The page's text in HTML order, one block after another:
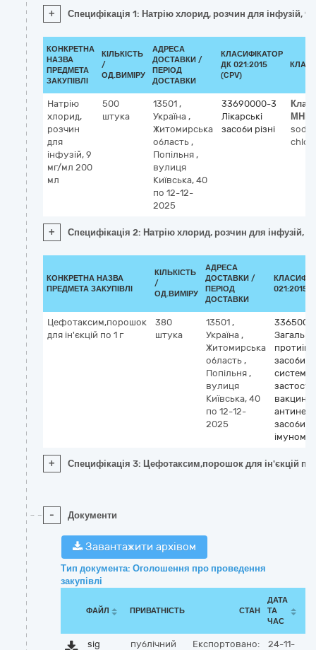
+ Специфікація 1: Натрію хлорид, розчин для інфузій,
КОНКРЕТНА
НАЗВА
ПРЕДМЕТА
ЗАКУПІВЛІ
КІЛЬКІСТЬ
/
ОД.ВИМІРУ
АДРЕСА
ДОСТАВКИ /
ПЕРІОД
ДОСТАВКИ
КЛАСИФІКАТОР
ДК 021:2015
(CPV)
Натрію
хлорид,
розчин
для
інфузій, 9
мг/мл 200
мл
500
штука
13501 ,
Україна ,
Житомирська
область ,
Попільня ,
вулиця
Київська, 40
по 12-12-
2025
33690000-3
Лікарські
засоби різні
МНН
+ Специфікація 2: Натрію хлорид, розчин для інфузій,
КОНКРЕТНА НАЗВА
ПРЕДМЕТА ЗАКУПІВЛІ
КІЛЬКІСТЬ
/
ОД.ВИМІРУ
АДРЕСА
ДОСТАВКИ /
ПЕРІОД
ДОСТАВКИ
021:2015
Цефотаксим,порошок
для ін'єкцій по 1 г
380
штука
13501 ,
Україна ,
Житомирська
область ,
Попільня ,
вулиця
Київська, 40
по 12-12-
2025
Загальні
засоби
вакцини,
засоби
+ Специфікація 3: Цефотаксим,порошок для ін'єкцій по
- Документи
Завантажити архівом
Тип документа: Оголошення про проведення
закупівлі
ФАЙЛ ПРИВАТНІСТЬ СТАН
ДАТА
ТА
ЧАС
sig
публічний Експортовано:
24-11-